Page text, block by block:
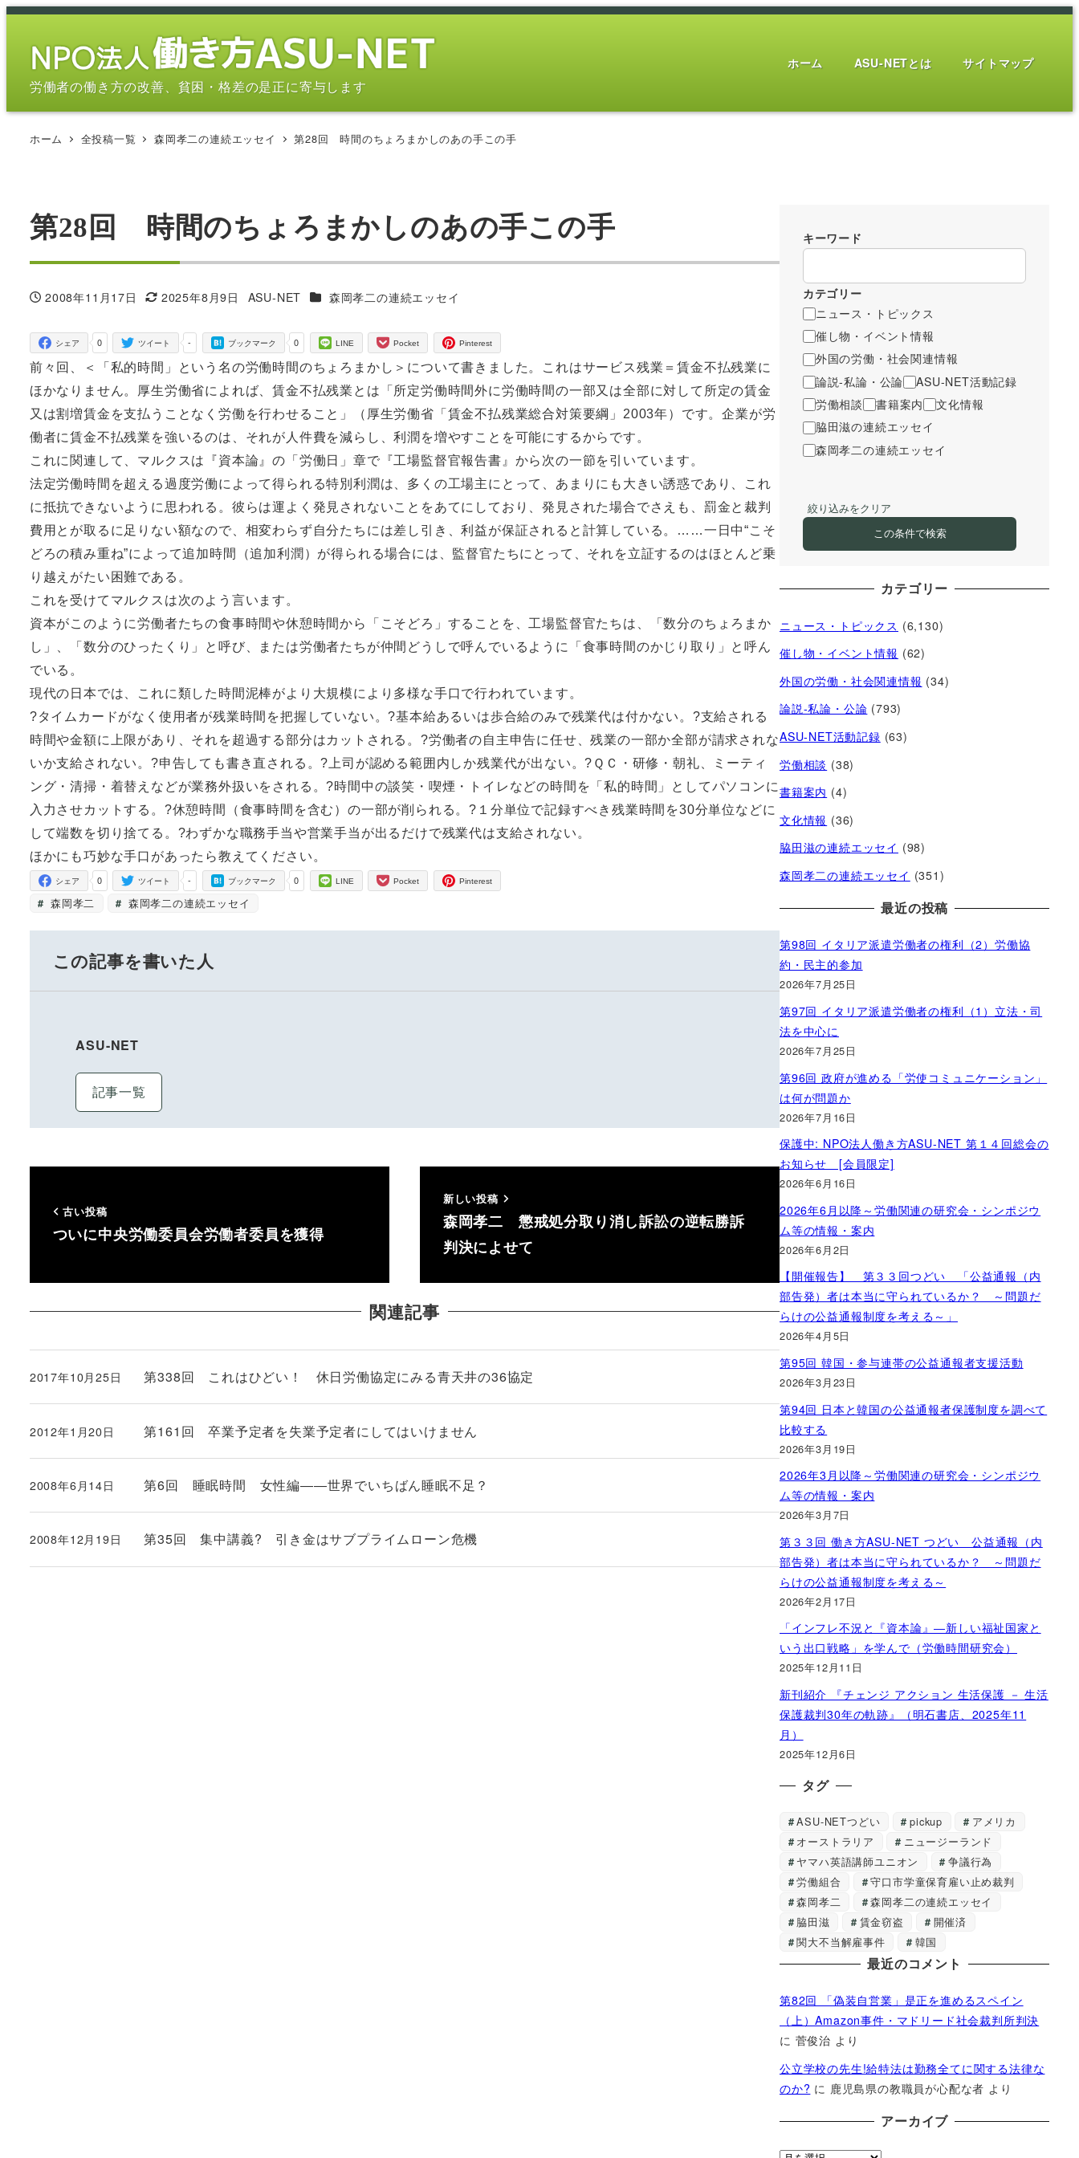
メ
労働者の働き方の改善、貧困・格差の是正に寄与します
ホーム ASU-NETとは サイトマップ
ホーム 全投稿一覧 森岡孝二の連続エッセイ 第28回 時間のちょろまかしのあの手この手
第28回 時間のちょろまかしのあの手この手
投稿日
2008年11月17日
更新日
2025年8月9日
著
ASU-NET カテゴリー
森岡孝二の連続エッセイ
0
シェア -
ツイート 0
ブックマーク LINE Pocket Pinterest
前々回、＜「私的時間」という名の労働時間のちょろまかし＞について書きました。これはサービス残業＝賃金不払残業に
ほかなりません。厚生労働省によれば、賃金不払残業とは「所定労働時間外に労働時間の一部又は全部に対して所定の賃金
又は割増賃金を支払うことなく労働を行わせること」（厚生労働省「賃金不払残業総合対策要綱」2003年）です。企業が労
働者に賃金不払残業を強いるのは、それが人件費を減らし、利潤を増やすことを可能にするからです。
これに関連して、マルクスは『資本論』の「労働日」章で『工場監督官報告書』から次の一節を引いています。
法定労働時間を超える過度労働によって得られる特別利潤は、多くの工場主にとって、あまりにも大きい誘惑であり、これ
に抵抗できないように思われる。彼らは運よく発見されないことをあてにしており、発見された場合でさえも、罰金と裁判
費用とが取るに足りない額なので、相変わらず自分たちには差し引き、利益が保証されると計算している。……一日中“こそ
どろの積み重ね”によって追加時間（追加利潤）が得られる場合には、監督官たちにとって、それを立証するのはほとんど乗
り越えがたい困難である。
これを受けてマルクスは次のよう言います。
資本がこのように労働者たちの食事時間や休憩時間から「こそどろ」することを、工場監督官たちは、「数分のちょろまか
し」、「数分のひったくり」と呼び、または労働者たちが仲間どうしで呼んでいるように「食事時間のかじり取り」と呼ん
でいる。
現代の日本では、これに類した時間泥棒がより大規模により多様な手口で行われています。
?タイムカードがなく使用者が残業時間を把握していない。?基本給あるいは歩合給のみで残業代は付かない。?支給される
時間や金額に上限があり、それを超過する部分はカットされる。?労働者の自主申告に任せ、残業の一部か全部が請求されな
いか支給されない。?申告しても書き直される。?上司が認める範囲内しか残業代が出ない。?ＱＣ・研修・朝礼、ミーティ
ング・清掃・着替えなどが業務外扱いをされる。?時間中の談笑・喫煙・トイレなどの時間を「私的時間」としてパソコンに
入力させカットする。?休憩時間（食事時間を含む）の一部が削られる。?１分単位で記録すべき残業時間を30分単位などに
して端数を切り捨てる。?わずかな職務手当や営業手当が出るだけで残業代は支給されない。
ほかにも巧妙な手口があったら教えてください。
0
シェア -
ツイート 0
ブックマーク LINE Pocket Pinterest
森岡孝二 森岡孝二の連続エッセイ
この記事を書いた人
ASU-NET
記事一覧
古い投稿
ついに中央労働委員会労働者委員を獲得
新しい投稿
森岡孝二 懲戒処分取り消し訴訟の逆転勝訴
判決によせて
関連記事
第338回 これはひどい！ 休日労働協定にみる青天井の36協定
投稿日
2017年10月25日
第161回 卒業予定者を失業予定者にしてはいけません
投稿日
2012年1月20日
第6回 睡眠時間 女性編――世界でいちばん睡眠不足？
投稿日
2008年6月14日
第35回 集中講義? 引き金はサブプライムローン危機
投稿日
2008年12月19日
キーワード
カテゴリー
ニュース・トピックス
催し物・イベント情報
外国の労働・社会関連情報
論説-私論・公論
ASU-NET活動記録
労働相談
書籍案内
文化情報
脇田滋の連続エッセイ
森岡孝二の連続エッセイ
絞り込みをクリア
この条件で検索
カテゴリー
ニュース・トピックス (6,130)
催し物・イベント情報 (62)
外国の労働・社会関連情報 (34)
論説-私論・公論 (793)
ASU-NET活動記録 (63)
労働相談 (38)
書籍案内 (4)
文化情報 (36)
脇田滋の連続エッセイ (98)
森岡孝二の連続エッセイ (351)
最近の投稿
第98回 イタリア派遣労働者の権利（2）労働協
約・民主的参加
2026年7月25日
第97回 イタリア派遣労働者の権利（1）立法・司
法を中心に
2026年7月25日
第96回 政府が進める「労使コミュニケーション」
は何が問題か
2026年7月16日
保護中: NPO法人働き方ASU-NET 第１４回総会の
お知らせ [会員限定]
2026年6月16日
2026年6月以降～労働関連の研究会・シンポジウ
ム等の情報・案内
2026年6月2日
【開催報告】 第３３回つどい 「公益通報（内
部告発）者は本当に守られているか？ ～問題だ
らけの公益通報制度を考える～」
2026年4月5日
第95回 韓国・参与連帯の公益通報者支援活動
2026年3月23日
第94回 日本と韓国の公益通報者保護制度を調べて
比較する
2026年3月19日
2026年3月以降～労働関連の研究会・シンポジウ
ム等の情報・案内
2026年3月7日
第３３回 働き方ASU-NET つどい 公益通報（内
部告発）者は本当に守られているか？ ～問題だ
らけの公益通報制度を考える～
2026年2月17日
「インフレ不況と『資本論』―新しい福祉国家と
いう出口戦略」を学んで（労働時間研究会）
2025年12月11日
新刊紹介 『チェンジ アクション 生活保護 － 生活
保護裁判30年の軌跡』（明石書店、2025年11
月）
2025年12月6日
タグ
ASU-NETつどい pickup
アメリカ
オーストラリア
ニュージーランド
ヤマハ英語講師ユニオン
争議行為
労働組合
守口市学童保育雇い止め裁判
森岡孝二
森岡孝二の連続エッセイ
脇田滋
賃金窃盗
開催済
関大不当解雇事件
韓国
最近のコメント
第82回 「偽装自営業」是正を進めるスペイン
（上）Amazon事件・マドリード社会裁判所判決
に 菅俊治 より
公立学校の先生!給特法は勤務全てに関する法律な
のか? に 鹿児島県の教職員が心配な者 より
アーカイブ